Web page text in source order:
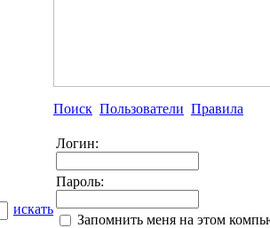
искать
Поиск Пользователи Правила
Логин:
Пароль:
Запомнить меня на этом